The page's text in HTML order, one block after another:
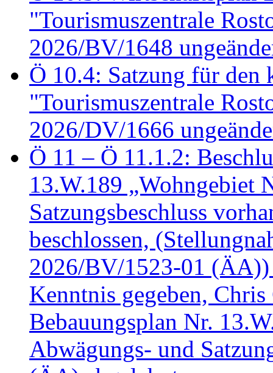
"Tourismuszentrale
2026/BV/1648
Ö 10.4: Satzung für den
"Tourismuszentrale
2026/DV/1666
Ö 11 – Ö 11.1.2:
13.W.189 „Wohngebiet
Satzungsbeschluss
beschlossen,
2026/BV/1523-01
Kenntnis gegeben,
Bebauungsplan Nr.
Abwägungs- und